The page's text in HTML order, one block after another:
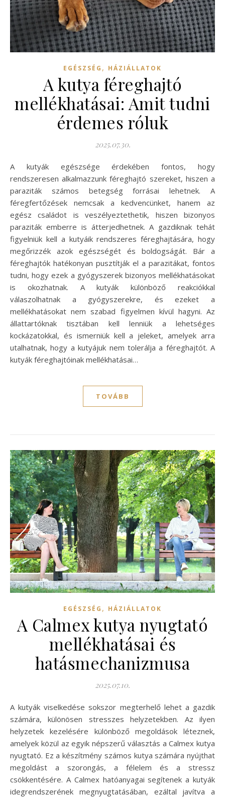
EGÉSZSÉG , HÁZIÁLLATOK
A kutya féreghajtó
mellékhatásai: Amit tudni
érdemes róluk
2025.07.30.
A kutyák egészsége érdekében fontos, hogy
rendszeresen alkalmazzunk féreghajtó szereket, hiszen a
paraziták számos betegség forrásai lehetnek. A
féregfertőzések nemcsak a kedvencünket, hanem az
egész családot is veszélyeztethetik, hiszen bizonyos
paraziták emberre is átterjedhetnek. A gazdiknak tehát
figyelniük kell a kutyáik rendszeres féreghajtására, hogy
megőrizzék azok egészségét és boldogságát. Bár a
féreghajtók hatékonyan pusztítják el a parazitákat, fontos
tudni, hogy ezek a gyógyszerek bizonyos mellékhatásokat
is okozhatnak. A kutyák különböző reakciókkal
válaszolhatnak a gyógyszerekre, és ezeket a
mellékhatásokat nem szabad figyelmen kívül hagyni. Az
állattartóknak tisztában kell lenniük a lehetséges
kockázatokkal, és ismerniük kell a jeleket, amelyek arra
utalhatnak, hogy a kutyájuk nem tolerálja a féreghajtót. A
kutyák féreghajtóinak mellékhatásai…
TOVÁBB
EGÉSZSÉG , HÁZIÁLLATOK
A Calmex kutya nyugtató
mellékhatásai és
hatásmechanizmusa
2025.07.10.
A kutyák viselkedése sokszor megterhelő lehet a gazdik
számára, különösen stresszes helyzetekben. Az ilyen
helyzetek kezelésére különböző megoldások léteznek,
amelyek közül az egyik népszerű választás a Calmex kutya
nyugtató. Ez a készítmény számos kutya számára nyújthat
megoldást a szorongás, a félelem és a stressz
csökkentésére. A Calmex hatóanyagai segítenek a kutyák
idegrendszerének megnyugtatásában, ezáltal javítva a